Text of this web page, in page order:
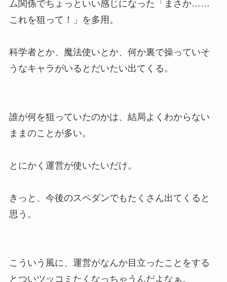
ム関係でちょっといい感じになった「まさか……
これを狙って！」を多用。
科学者とか、魔法使いとか、何か裏で操っていそ
うなキャラがいるとだいたい出てくる。
誰が何を狙っていたのかは、結局よくわからない
ままのことが多い。
とにかく運営が使いたいだけ。
きっと、今後のスペダンでもたくさん出てくると
思う。
こういう風に、運営がなんか目立ったことをする
とついツッコミたくなっちゃうんだよなぁ。